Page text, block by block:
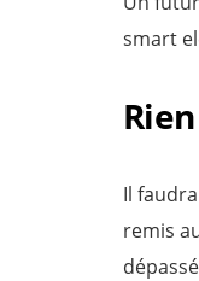
smart
Il
remis